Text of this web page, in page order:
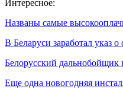
Интересное:
Названы самые
В Беларуси заработал указ
Белорусский
Еще одна новогодняя